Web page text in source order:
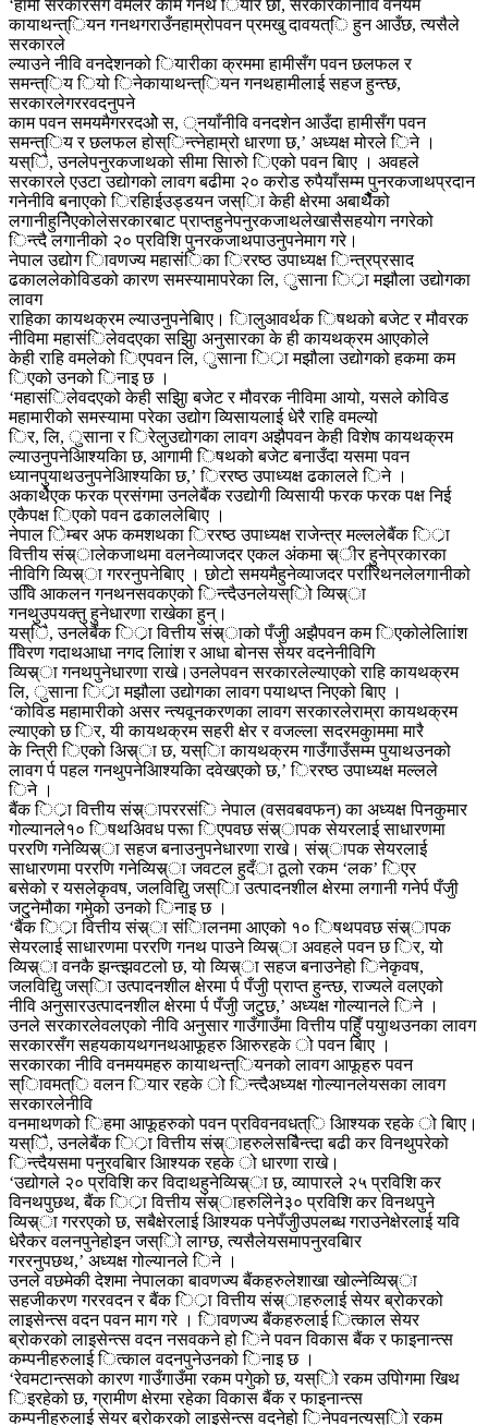
‘हामी सरकारसँग वमलेर काम गनथ ियार छौं, सरकारकानीवि वनयम
कायाथन्त्ियन गनथगराउँनहाम्रोपवन प्रमखु दावयत्ि हुन आउँछ, त्यसैले
सरकारले
ल्याउने नीवि वनदेशनको ियारीका क्रममा हामीसँग पवन छलफल र
समन्त्िय ियो िनेकायाथन्त्ियन गनथहामीलाई सहज हुन्त्छ,
सरकारलेगररवदनुपने
काम पवन समयमैगररदओे स, ्नयाँनीवि वनदशेन आउँदा हामीसँग पवन
समन्त्िय र छलफल होस्िन्त्नेहाम्रो धारणा छ,’ अध्यक्ष मोरले िने ।
यस्िै, उनलेपनुरकजाथको सीमा सािरुो िएको पवन बिाए । अवहले
सरकारले एउटा उद्योगको लावग बढीमा २० करोड रुपैयाँसम्म पुनरकजाथप्रदान
गनेनीवि बनाएको िरहिाईउड्डयन जस्िा केही क्षेरमा अबाथैैैंको
लगानीहुनेिएकोलेसरकारबाट प्राप्तहुनेपनुरकजाथलेखासैसहयोग नगरेको
िन्त्दै लगानीको २० प्रविशि पुनरकजाथपाउनुपनेमाग गरे।
नेपाल उद्योग िावणज्य महासंिका िररष्ठ उपाध्यक्ष िन्त्रप्रसाद
ढकाललेकोविडको कारण समस्यामापरेका लि, ुसाना िर्ा मझौला उद्योगका
लावग
राहिका कायथक्रम ल्याउनुपनेबिाए। िालुआवर्थक िषथको बजेट र मौवरक
नीविमा महासंिलेवदएका सझुाि अनुसारका के ही कायथक्रम आएकोले
केही राहि वमलेको िएपवन लि, ुसाना िर्ा मझौला उद्योगको हकमा कम
िएको उनको िनाइ छ ।
‘महासंिलेवदएको केही सझुाि बजेट र मौवरक नीविमा आयो, यसले कोविड
महामारीको समस्यामा परेका उद्योग व्यिसायलाई धेरै राहि वमल्यो
िर, लि, ुसाना र िरेलुउद्योगका लावग अझैपवन केही विशेष कायथक्रम
ल्याउनुपनेआिश्यकिा छ, आगामी िषथको बजेट बनाउँदा यसमा पवन
ध्यानपुयाथउनुपनेआिश्यकिा छ,’ िररष्ठ उपाध्यक्ष ढकालले िने ।
अकाथैेएक फरक प्रसंगमा उनलेबैंक रउद्योगी व्यिसायी फरक फरक पक्ष निई
एकैपक्ष िएको पवन ढकाललेबिाए ।
नेपाल िेम्बर अफ कमशथका िररष्ठ उपाध्यक्ष राजेन्त्र मल्ललेबैंक िर्ा
वित्तीय संस्र्ालेकजाथमा वलनेव्याजदर एकल अंकमा स्र्ीर हुनेप्रकारका
नीविगि व्यिस्र्ा गररनुपनेबिाए । छोटो समयमैहुनेव्याजदर पररििथनलेलगानीको
उविि आकलन गनथनसवकएको िन्त्दैउनलेयस्िो व्यिस्र्ा
गनथुउपयक्तु हुनेधारणा राखेका हुन्।
यस्िै, उनलेबैंक िर्ा वित्तीय संस्र्ाको पँजुी अझैपवन कम िएकोलेलािांश
वििरण गदाथआधा नगद लािांश र आधा बोनस सेयर वदनेनीविगि
व्यिस्र्ा गनथपुनेधारणा राखे।उनलेपवन सरकारलेल्याएको राहि कायथक्रम
लि, ुसाना िर्ा मझौला उद्योगका लावग पयाथप्त निएको बिाए ।
‘कोविड महामारीको असर न्त्यवूनकरणका लावग सरकारलेराम्रा कायथक्रम
ल्याएको छ िर, यी कायथक्रम सहरी क्षेर र वजल्ला सदरमकुाममा मारै
के न्त्रीि िएको अिस्र्ा छ, यस्िा कायथक्रम गाउँगाउँसम्म पुयाथउनको
लावग र्प पहल गनथुपनेआिश्यकिा दवेखएको छ,’ िररष्ठ उपाध्यक्ष मल्लले
िने ।
बैंक िर्ा वित्तीय संस्र्ापररसंि नेपाल (वसवबवफन) का अध्यक्ष पिनकुमार
गोल्यानले१० िषथअिवध परूा िएपवछ संस्र्ापक सेयरलाई साधारणमा
पररणि गनेव्यिस्र्ा सहज बनाउनुपनेधारणा राखे। संस्र्ापक सेयरलाई
साधारणमा पररणि गनेव्यिस्र्ा जवटल हुदँा ठूलो रकम ‘लक’ िएर
बसेको र यसलेकृवष, जलविद्यिु जस्िा उत्पादनशील क्षेरमा लगानी गनेर्प पँजुी
जटु्नेमौका गमुेको उनको िनाइ छ ।
‘बैंक िर्ा वित्तीय संस्र्ा संिालनमा आएको १० िषथपवछ संस्र्ापक
सेयरलाई साधारणमा पररणि गनथ पाउने व्यिस्र्ा अवहले पवन छ िर, यो
व्यिस्र्ा वनकै झन्त्झवटलो छ, यो व्यिस्र्ा सहज बनाउनेहो िनेकृवष,
जलविद्यिु जस्िा उत्पादनशील क्षेरमा र्प पँजुी प्राप्त हुन्त्छ, राज्यले वलएको
नीवि अनुसारउत्पादनशील क्षेरमा र्प पँजुी जटु्छ,’ अध्यक्ष गोल्यानले िने ।
उनले सरकारलेवलएको नीवि अनुसार गाउँगाउँमा वित्तीय पहुिँ पयुाथउनका लावग
सरकारसँग सहयकायथगनथआफूहरु आिरुरहके ो पवन बिाए ।
सरकारका नीवि वनमयमहरु कायाथन्त्ियनको लावग आफूहरु पवन
स्िावमत्ि वलन ियार रहके ो िन्त्दैअध्यक्ष गोल्यानलेयसका लावग
सरकारलेनीवि
वनमाथणको िहमा आफूहरुको पवन प्रविवनवधत्ि आिश्यक रहके ो बिाए।
यस्िै, उनलेबैंक िर्ा वित्तीय संस्र्ाहरुलेसबैिन्त्दा बढी कर विनथुपरेको
िन्त्दैयसमा पनुरवबिार आिश्यक रहके ो धारणा राखे।
‘उद्योगले २० प्रविशि कर विदाथहुनेव्यिस्र्ा छ, व्यापारले २५ प्रविशि कर
विनथपुछथ, बैंक िर्ा वित्तीय संस्र्ाहरुलेिने३० प्रविशि कर विनथपुने
व्यिस्र्ा गररएको छ, सबैक्षेरलाई आिश्यक पनेपँजुीउपलब्ध गराउनेक्षेरलाई यवि
धेरैकर वलनपुनेहोइन जस्िो लाग्छ, त्यसैलेयसमापनुरवबिार
गररनुपछथ,’ अध्यक्ष गोल्यानले िने ।
उनले वछमेकी देशमा नेपालका बावणज्य बैंकहरुलेशाखा खोल्नेव्यिस्र्ा
सहजीकरण गररवदन र बैंक िर्ा वित्तीय संस्र्ाहरुलाई सेयर ब्रोकरको
लाइसेन्त्स वदन पवन माग गरे । िावणज्य बैंकहरुलाई ित्काल सेयर
ब्रोकरको लाइसेन्त्स वदन नसवकने हो िने पवन विकास बैंक र फाइनान्त्स
कम्पनीहरुलाई ित्काल वदनपुनेउनको िनाइ छ ।
‘रेवमटान्त्सको कारण गाउँगाउँमा रकम पगुेको छ, यस्िो रकम उपिोगमा खिथ
िइरहेको छ, ग्रामीण क्षेरमा रहेका विकास बैंक र फाइनान्त्स
कम्पनीहरुलाई सेयर ब्रोकरको लाइसेन्त्स वदनेहो िनेपवनत्यस्िो रकम